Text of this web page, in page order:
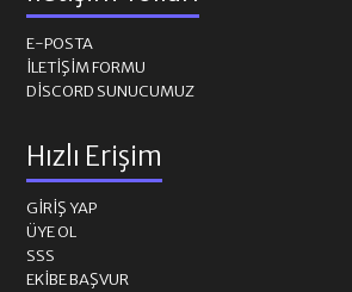
E-POSTA
İLETIŞIM FORMU
DISCORD SUNUCUMUZ
Hızlı Erişim
GIRIŞ YAP
ÜYE OL
SSS
EKIBE BAŞVUR